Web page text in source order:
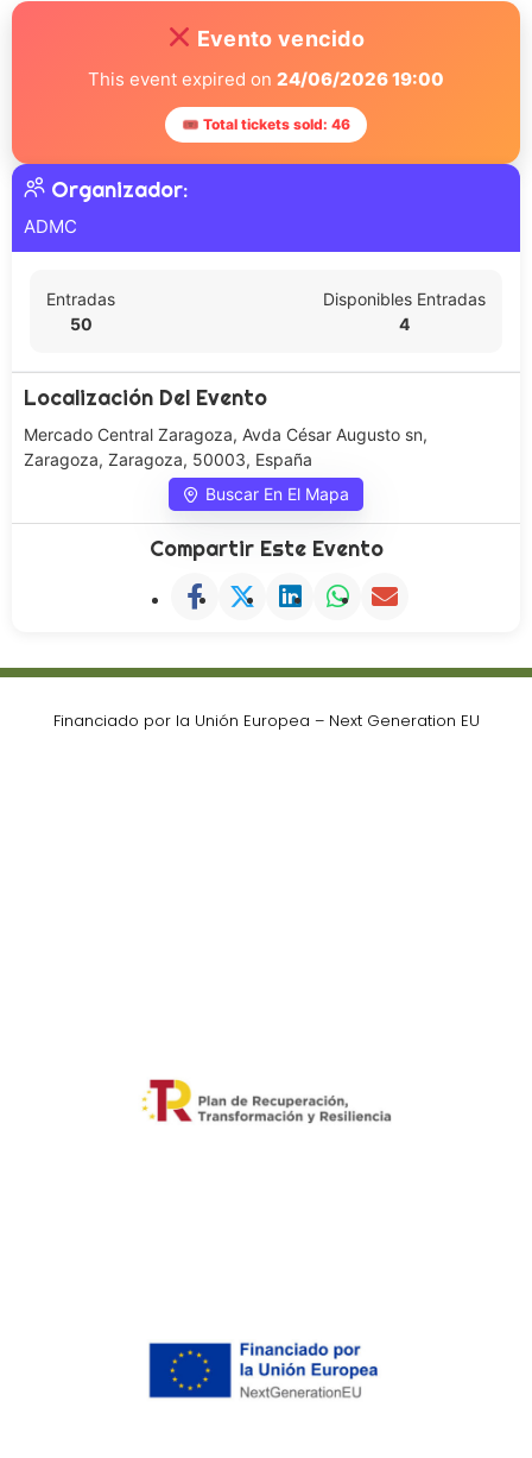
Evento vencido
This event expired on 24/06/2026 19:00
🎟 Total tickets sold: 46
Organizador:
ADMC
Entradas
50
Disponibles Entradas
4
Localización Del Evento
Mercado Central Zaragoza, Avda César Augusto sn,
Zaragoza, Zaragoza, 50003, España
Buscar En El Mapa
Compartir Este Evento
Financiado por la Unión Europea – Next Generation EU